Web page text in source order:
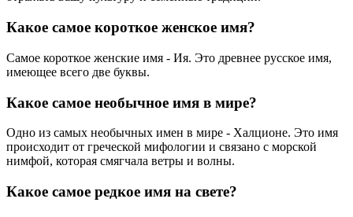
Какое самое короткое женское имя?
Самое короткое женские имя - Ия. Это древнее русское имя,
имеющее всего две буквы.
Какое самое необычное имя в мире?
Одно из самых необычных имен в мире - Халционе. Это имя
происходит от греческой мифологии и связано с морской
нимфой, которая смягчала ветры и волны.
Какое самое редкое имя на свете?